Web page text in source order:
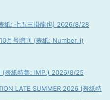
紙: 七五三掛龍也) 2026/8/28
月号増刊 (表紙: Number_i)
(表紙特集: IMP.) 2026/8/25
LATE SUMMER 2026 (表紙特